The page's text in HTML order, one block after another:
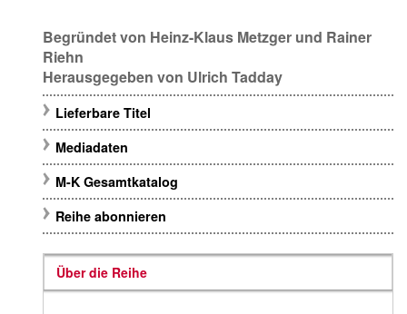
Begründet von Heinz-Klaus Metzger und Rainer
Riehn
Herausgegeben von Ulrich Tadday
Lieferbare Titel
Mediadaten
M-K Gesamtkatalog
Reihe abonnieren
Über die Reihe